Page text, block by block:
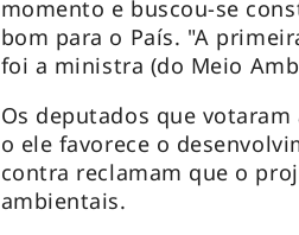
momento e buscou-se
bom para o País. "A
foi a ministra (do Meio
Os deputados que
o ele favorece o
contra reclamam que o
ambientais.